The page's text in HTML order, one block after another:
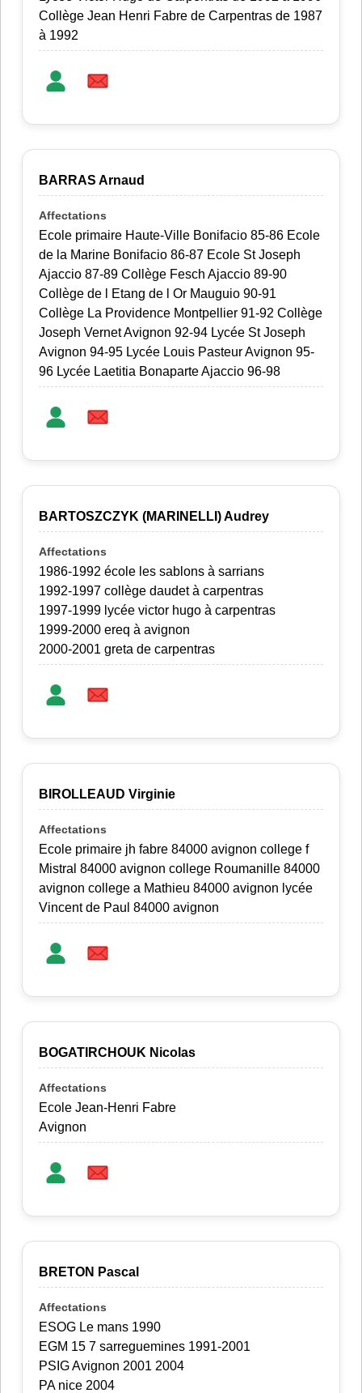
Collège Jean Henri Fabre de Carpentras de 1987
à 1992
BARRAS Arnaud
Ecole primaire Haute-Ville Bonifacio 85-86 Ecole
de la Marine Bonifacio 86-87 Ecole St Joseph
Ajaccio 87-89 Collège Fesch Ajaccio 89-90
Collège de l Etang de l Or Mauguio 90-91
Collège La Providence Montpellier 91-92 Collège
Joseph Vernet Avignon 92-94 Lycée St Joseph
Avignon 94-95 Lycée Louis Pasteur Avignon 95-
96 Lycée Laetitia Bonaparte Ajaccio 96-98
BARTOSZCZYK (MARINELLI) Audrey
1986-1992 école les sablons à sarrians
1992-1997 collège daudet à carpentras
1997-1999 lycée victor hugo à carpentras
1999-2000 ereq à avignon
2000-2001 greta de carpentras
BIROLLEAUD Virginie
Ecole primaire jh fabre 84000 avignon college f
Mistral 84000 avignon college Roumanille 84000
avignon college a Mathieu 84000 avignon lycée
Vincent de Paul 84000 avignon
BOGATIRCHOUK Nicolas
Ecole Jean-Henri Fabre
Avignon
BRETON Pascal
ESOG Le mans 1990
EGM 15 7 sarreguemines 1991-2001
PSIG Avignon 2001 2004
PA nice 2004